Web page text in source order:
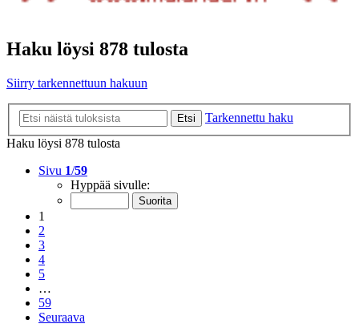
Haku löysi 878 tulosta
Siirry tarkennettuun hakuun
Etsi
Tarkennettu haku
Haku löysi 878 tulosta
Sivu 1/59
Hyppää sivulle:
1
2
3
4
5
…
59
Seuraava